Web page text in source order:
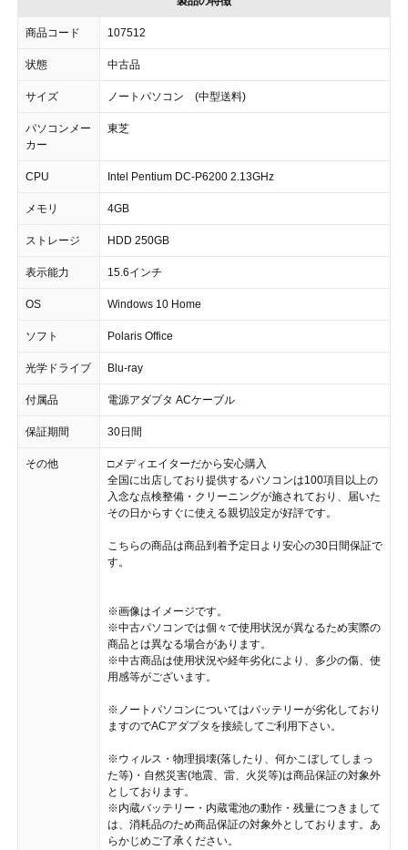
商品コード 107512
状態 中古品
サイズ ノートパソコン (中型送料)
パソコンメー
カー
東芝
CPU Intel Pentium DC-P6200 2.13GHz
メモリ 4GB
ストレージ HDD 250GB
表示能力 15.6インチ
OS Windows 10 Home
ソフト Polaris Office
光学ドライブ Blu-ray
付属品 電源アダプタ ACケーブル
保証期間 30日間
その他
□メディエイターだから安心購入
全国に出店しており提供するパソコンは100項目以上の
入念な点検整備・クリーニングが施されており、届いた
その日からすぐに使える親切設定が好評です。
こちらの商品は商品到着予定日より安心の30日間保証で
す。
※画像はイメージです。
※中古パソコンでは個々で使用状況が異なるため実際の
商品とは異なる場合があります。
※中古商品は使用状況や経年劣化により、多少の傷、使
用感等がございます。
※ノートパソコンについてはバッテリーが劣化しており
ますのでACアダプタを接続してご利用下さい。
※ウィルス・物理損壊(落したり、何かこぼしてしまっ
た等)・自然災害(地震、雷、火災等)は商品保証の対象外
としております。
※内蔵バッテリー・内蔵電池の動作・残量につきまして
は、消耗品のため商品保証の対象外としております。あ
らかじめご了承ください。